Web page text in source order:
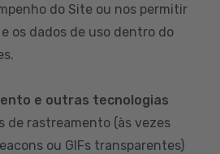
do Site ou nos permitir
os dados de uso dentro do
e outras tecnologias
de rastreamento (às vezes
ou GIFs transparentes)